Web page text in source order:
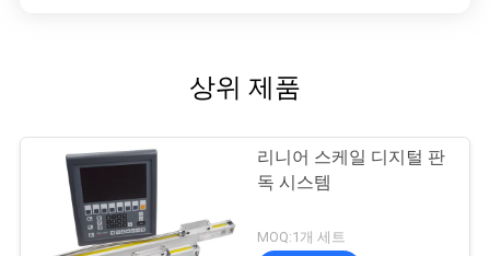
상위 제품
리니어 스케일 디지털 판
독 시스템
MOQ:1개 세트